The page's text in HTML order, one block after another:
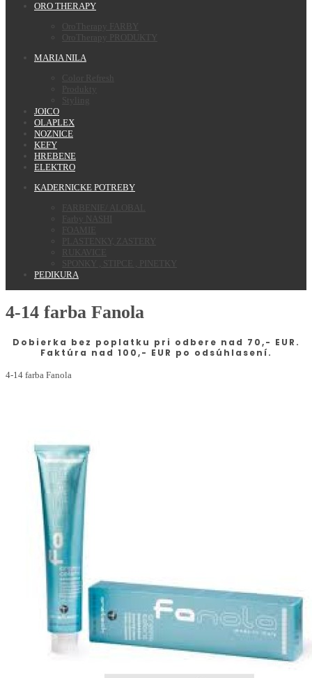
ORO THERAPY
OroTherapy FARBY
OroTherapy PRODUKTY
MARIA NILA
Color Refresh
Produkty
Styling
JOICO
OLAPLEX
NOZNICE
KEFY
HREBENE
ELEKTRO
KADERNICKE POTREBY
FARBENIE/ ALOBAL
Farby NASHI
FOAMIE
PLASTENKY, ZASTERY
RUKAVICE
SPONKY , STIPCE , PINETKY
PEDIKURA
4-14 farba Fanola
Dobierka bez poplatku pri odbere nad 70,- EUR.
Faktúra nad 100,- EUR po odsúhlasení.
4-14 farba Fanola